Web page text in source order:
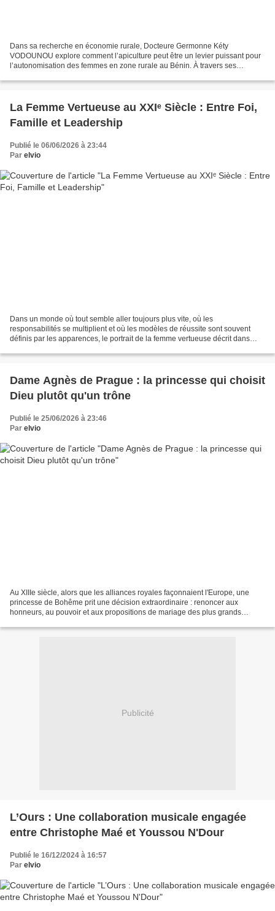
Dans sa recherche en économie rurale, Docteure Germonne Kéty
VODOUNOU explore comment l’apiculture peut être un levier puissant pour
l’autonomisation des femmes en zone rurale au Bénin. À travers ses
La Femme Vertueuse au XXIᵉ Siècle : Entre Foi,
Famille et Leadership
Publié le 06/06/2026 à 23:44
Par elvio
Dans un monde où tout semble aller toujours plus vite, où les
responsabilités se multiplient et où les modèles de réussite sont souvent
définis par les apparences, le portrait de la femme vertueuse décrit dans
Dame Agnès de Prague : la princesse qui choisit
Dieu plutôt qu'un trône
Publié le 25/06/2026 à 23:46
Par elvio
Au XIIIe siècle, alors que les alliances royales façonnaient l'Europe, une
princesse de Bohême prit une décision extraordinaire : renoncer aux
honneurs, au pouvoir et aux propositions de mariage des plus grands
Publicité
L’Ours : Une collaboration musicale engagée
entre Christophe Maé et Youssou N'Dour
Publié le 16/12/2024 à 16:57
Par elvio